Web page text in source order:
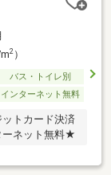
2）
バス・トイレ別
インターネット無料
トカード決済
ネット無料★